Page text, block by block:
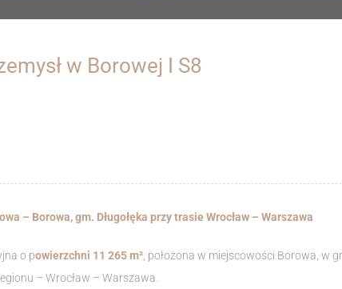
w Borowej I S8
– Borowa, gm. Długołęka przy trasie Wrocław – Warszawa
o powierzchni 11 265 m² , położona w miejscowości Borowa, w
– Wrocław – Warszawa.